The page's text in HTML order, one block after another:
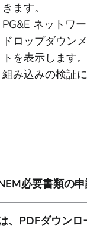
きます。
PG&E ネットワ
ドロップダウン
トを表示します。
組み込みの検証
必要書類の
、PDFダウンロ